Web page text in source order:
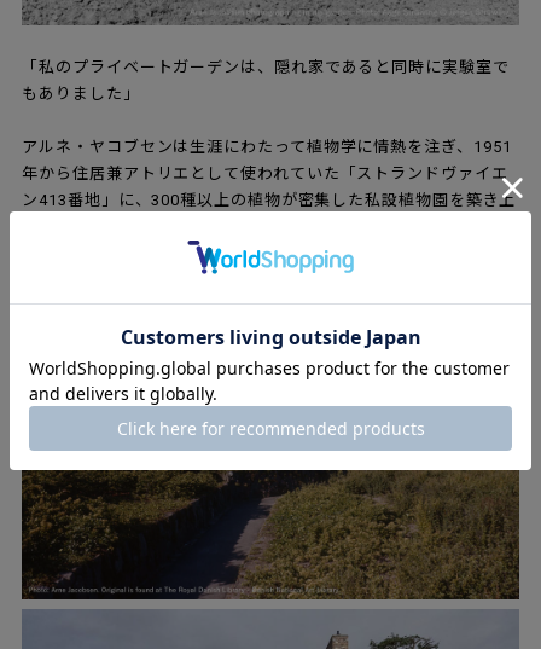
「私のプライベートガーデンは、隠れ家であると同時に実験室で
もありました」
アルネ・ヤコブセンは生涯にわたって植物学に情熱を注ぎ、1951
年から住居兼アトリエとして使われていた「ストランドヴァイエ
ン413番地」に、300種以上の植物が密集した私設植物園を築き上